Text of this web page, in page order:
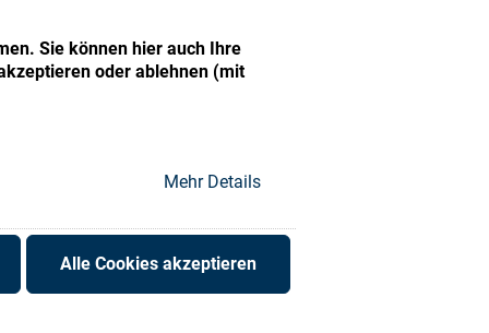
Sie können hier auch Ihre
oder ablehnen (mit
Mehr Details
Alle Cookies akzeptieren
range of ophthalmic